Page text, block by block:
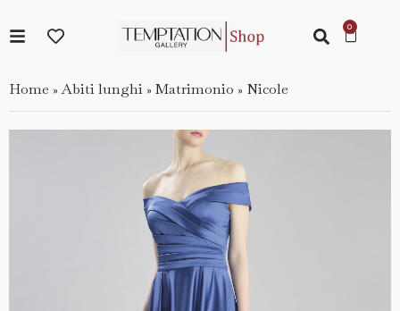
Home »Abiti lunghi » Matrimonio » Nicole